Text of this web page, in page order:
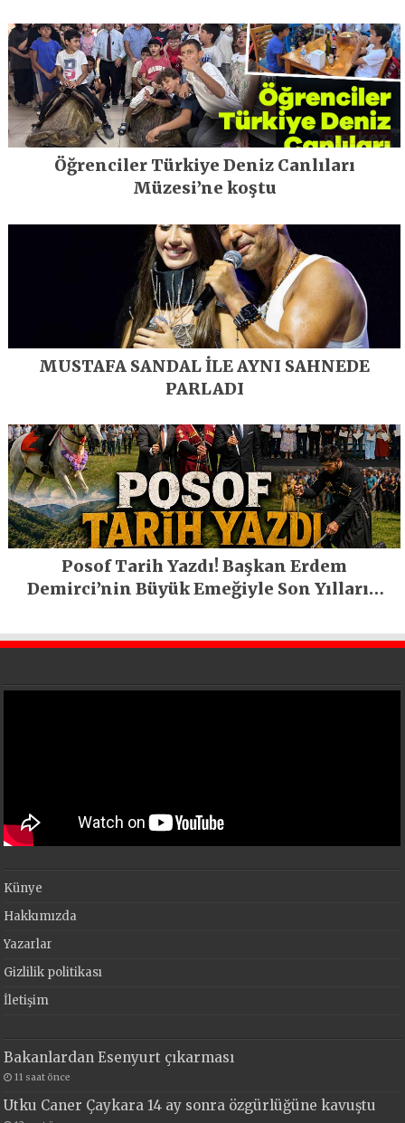
Öğrenciler Türkiye Deniz Canlıları
Müzesi’ne koştu
MUSTAFA SANDAL İLE AYNI SAHNEDE
PARLADI
Posof Tarih Yazdı! Başkan Erdem
Demirci’nin Büyük Emeğiyle Son Yılların
Künye
Hakkımızda
Yazarlar
Gizlilik politikası
İletişim
Bakanlardan Esenyurt çıkarması
11 saat önce
Utku Caner Çaykara 14 ay sonra özgürlüğüne kavuştu